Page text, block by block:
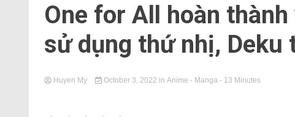
One for All hoàn
sử dụng thứ nhị, Deku
Huyen My October 3, 2022 in Anime - Manga - 13 Minutes